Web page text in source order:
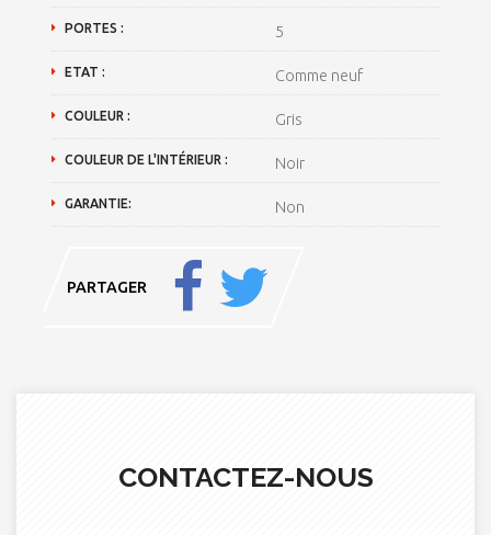
PORTES : 5
ETAT : Comme neuf
COULEUR : Gris
COULEUR DE L'INTÉRIEUR : Noir
GARANTIE: Non
PARTAGER
CONTACTEZ-NOUS